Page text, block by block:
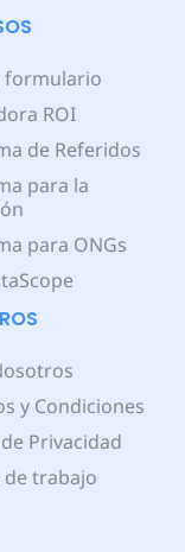
formulario
ROI
de Referidos
para la
para ONGs
y Condiciones
Privacidad
trabajo